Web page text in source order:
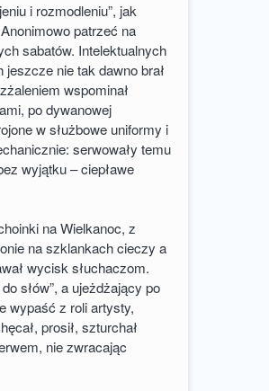
i rozmodleniu”, jak
patrzeć na
sabatów. Intelektualnych
nie tak dawno brał
wspominał
po dywanowej
w służbowe uniformy i
serwowały temu
wyjątku – ciepławe
na Wielkanoc, z
na szklankach cieczy a
wycisk słuchaczom.
słów”, a ujeżdżający po
wypaść z roli artysty,
prosił, szturchał
nie zwracając